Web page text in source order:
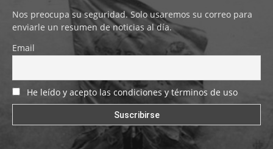
Nos preocupa su seguridad. Solo usaremos su correo para
enviarle un resumen de noticias al día.
Email
He leído y acepto las condiciones y términos de uso